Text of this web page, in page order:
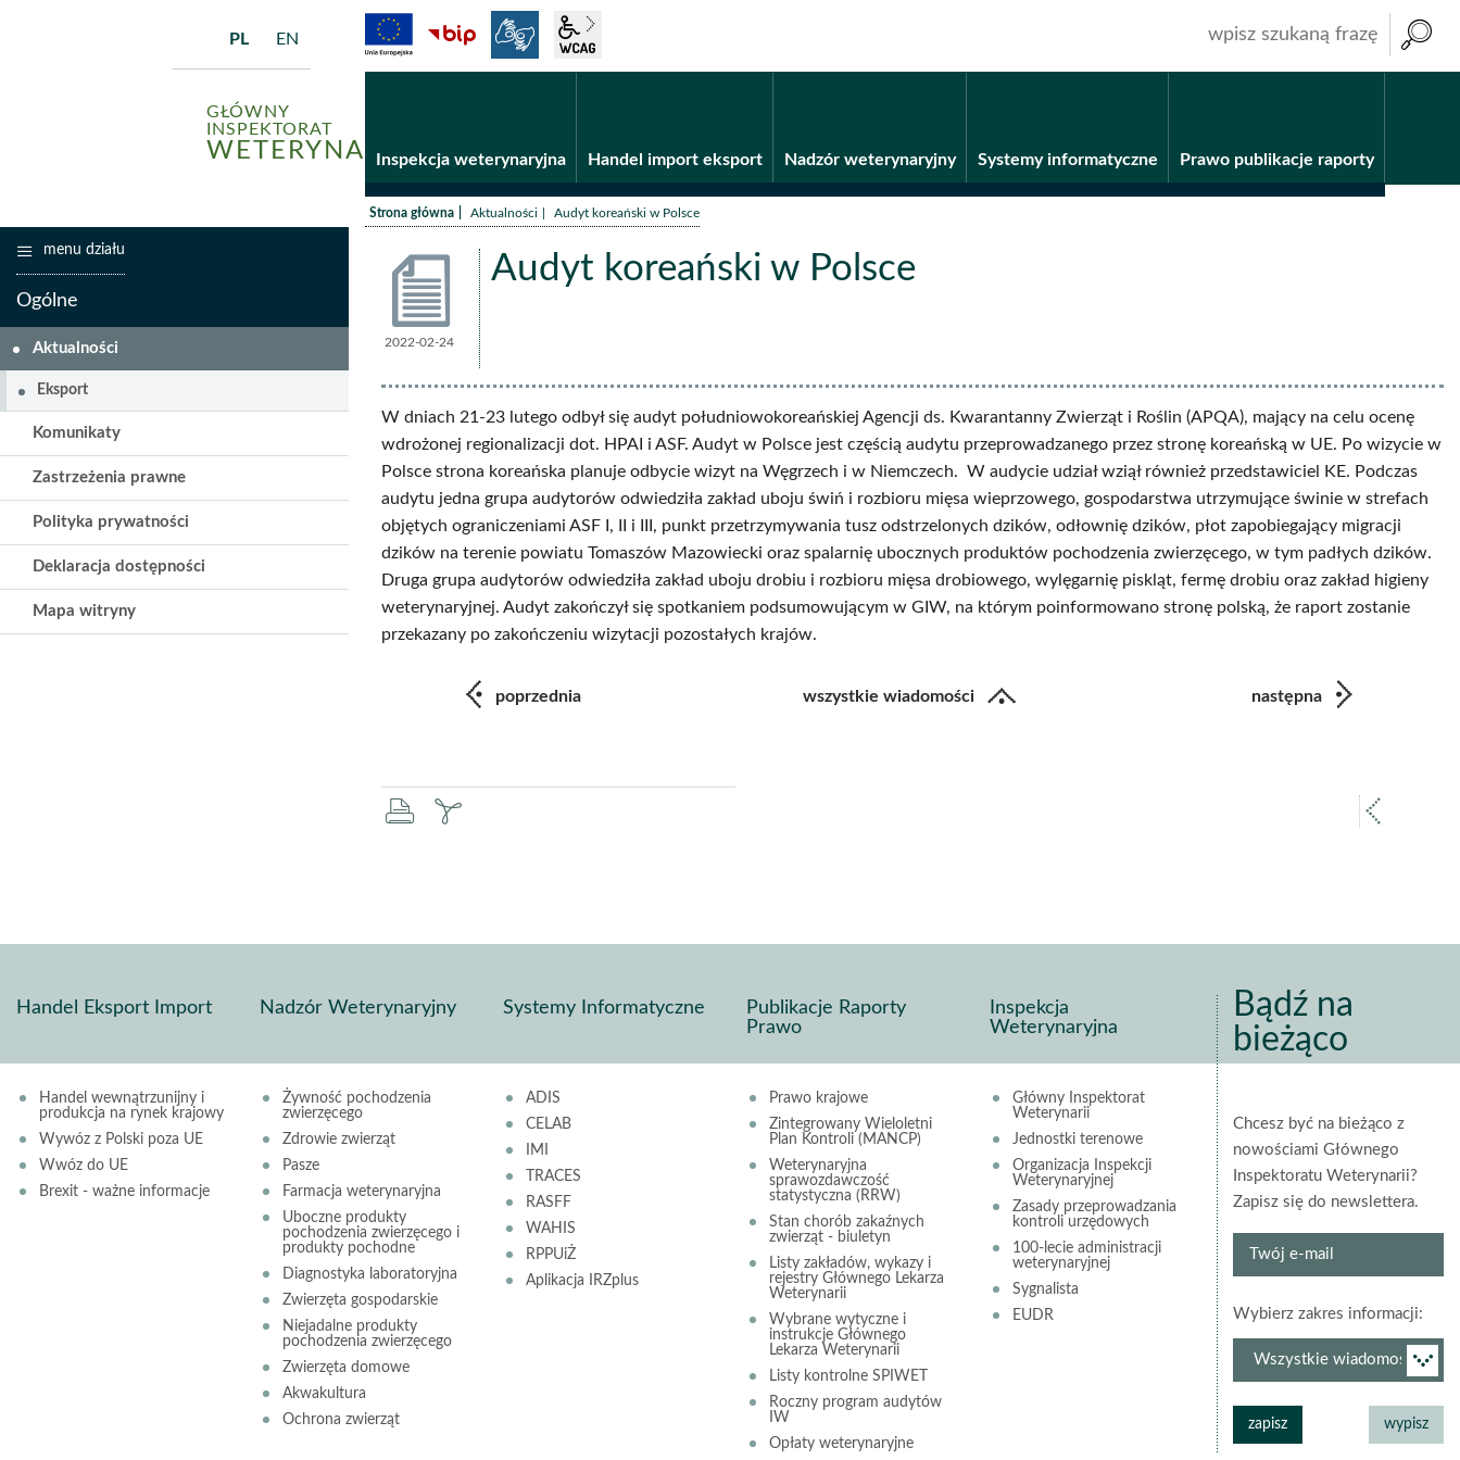
GŁÓWNY
INSPEKTORAT
WETERYNARII
PL EN Fundusze unijne
BiP
Inspekcja weterynaryjna Handel import eksport Nadzór weterynaryjny Systemy informatyczne Prawo publikacje raporty
Strona główna /Aktualności /Audyt koreański w Polsce
Audyt koreański w Polsce
Aktualności
2022-02-24
W dniach 21-23 lutego odbył się audyt południowokoreańskiej Agencji ds. Kwarantanny Zwierząt i Roślin (APQA), mający na celu ocenę
wdrożonej regionalizacji dot. HPAI i ASF. Audyt w Polsce jest częścią audytu przeprowadzanego przez stronę koreańską w UE. Po wizycie w
Polsce strona koreańska planuje odbycie wizyt na Węgrzech i w Niemczech. W audycie udział wziął również przedstawiciel KE. Podczas
audytu jedna grupa audytorów odwiedziła zakład uboju świń i rozbioru mięsa wieprzowego, gospodarstwa utrzymujące świnie w strefach
objętych ograniczeniami ASF I, II i III, punkt przetrzymywania tusz odstrzelonych dzików, odłownię dzików, płot zapobiegający migracji
dzików na terenie powiatu Tomaszów Mazowiecki oraz spalarnię ubocznych produktów pochodzenia zwierzęcego, w tym padłych dzików.
Druga grupa audytorów odwiedziła zakład uboju drobiu i rozbioru mięsa drobiowego, wylęgarnię piskląt, fermę drobiu oraz zakład higieny
weterynaryjnej. Audyt zakończył się spotkaniem podsumowującym w GIW, na którym poinformowano stronę polską, że raport zostanie
przekazany po zakończeniu wizytacji pozostałych krajów.
poprzednia wszystkie wiadomości następna
drukujzapisz
menu działu
Ogólne
Aktualności
Eksport
Komunikaty
Zastrzeżenia prawne
Polityka prywatności
Deklaracja dostępności
Mapa witryny
Handel Eksport Import
Handel wewnątrzunijny i
produkcja na rynek krajowy
Wywóz z Polski poza UE
Wwóz do UE
Brexit - ważne informacje
Nadzór Weterynaryjny
Żywność pochodzenia
zwierzęcego
Zdrowie zwierząt
Pasze
Farmacja weterynaryjna
Uboczne produkty
pochodzenia zwierzęcego i
produkty pochodne
Diagnostyka laboratoryjna
Zwierzęta gospodarskie
Niejadalne produkty
pochodzenia zwierzęcego
Zwierzęta domowe
Akwakultura
Ochrona zwierząt
Systemy Informatyczne
ADIS
CELAB
IMI
TRACES
RASFF
WAHIS
RPPUiŻ
Aplikacja IRZplus
Publikacje Raporty
Prawo
Prawo krajowe
Zintegrowany Wieloletni
Plan Kontroli (MANCP)
Weterynaryjna
sprawozdawczość
statystyczna (RRW)
Stan chorób zakaźnych
zwierząt - biuletyn
Listy zakładów, wykazy i
rejestry Głównego Lekarza
Weterynarii
Wybrane wytyczne i
instrukcje Głównego
Lekarza Weterynarii
Listy kontrolne SPIWET
Roczny program audytów
IW
Opłaty weterynaryjne
Inspekcja
Weterynaryjna
Główny Inspektorat
Weterynarii
Jednostki terenowe
Organizacja Inspekcji
Weterynaryjnej
Zasady przeprowadzania
kontroli urzędowych
100-lecie administracji
weterynaryjnej
Sygnalista
EUDR
Bądź na
bieżąco
Chcesz być na bieżąco z
nowościami Głównego
Inspektoratu Weterynarii?
Zapisz się do newslettera.
Twój
Wybierz zakres informacji: